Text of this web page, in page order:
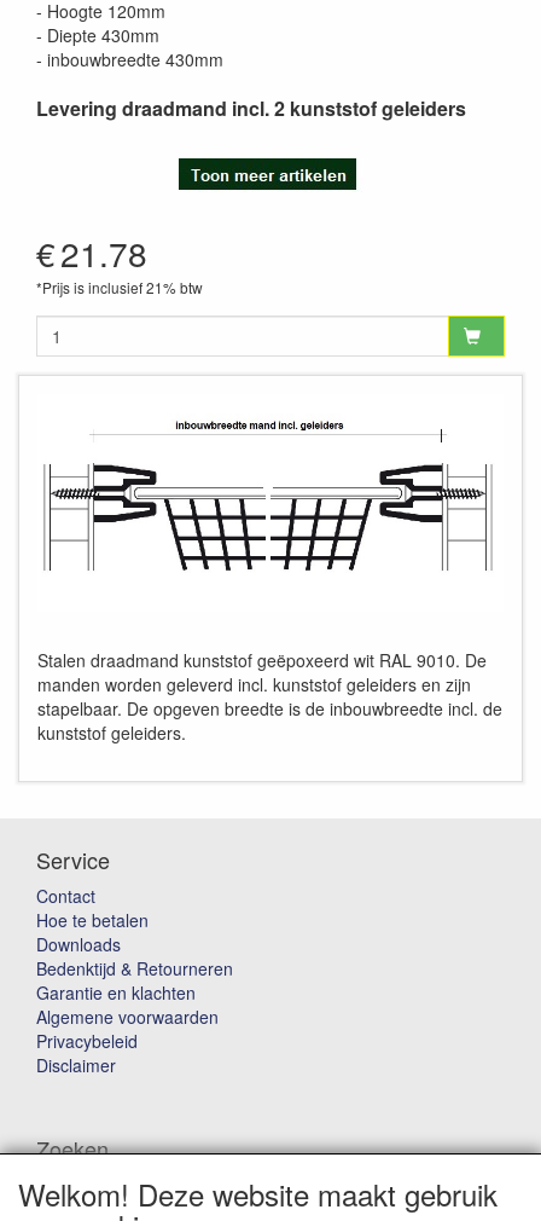
- Hoogte 120mm
- Diepte 430mm
- inbouwbreedte 430mm
Levering draadmand incl. 2 kunststof geleiders
€21.78
*Prijs is inclusief 21% btw
Stalen draadmand kunststof geëpoxeerd wit RAL 9010. De
manden worden geleverd incl. kunststof geleiders en zijn
stapelbaar. De opgeven breedte is de inbouwbreedte incl. de
kunststof geleiders.
Service
Contact
Hoe te betalen
Downloads
Bedenktijd & Retourneren
Garantie en klachten
Algemene voorwaarden
Privacybeleid
Disclaimer
Zoeken
Waar ben je naar op zoek?
Welkom! Deze website maakt gebruik